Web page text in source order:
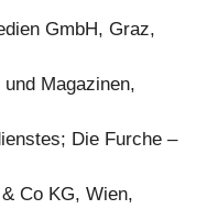
GmbH, Graz,
Magazinen,
Die Furche –
Co KG, Wien,